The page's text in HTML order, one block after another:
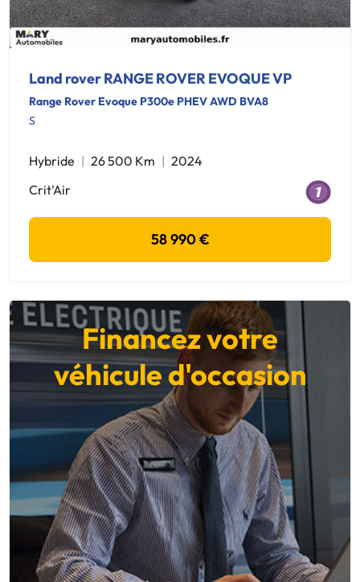
Land rover RANGE ROVER EVOQUE VP
Range Rover Evoque P300e PHEV AWD BVA8
S
Hybride 26 500 Km
2024
Crit'Air
58 990 €
Financez votre
véhicule d'occasion